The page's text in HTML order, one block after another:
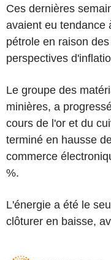
Ces dernières
avaient eu tendance
pétrole en raison
perspectives
Le groupe des
minières, a
cours de l'or et du
terminé en hausse
commerce
%.
L'énergie a été le
clôturer en baisse,